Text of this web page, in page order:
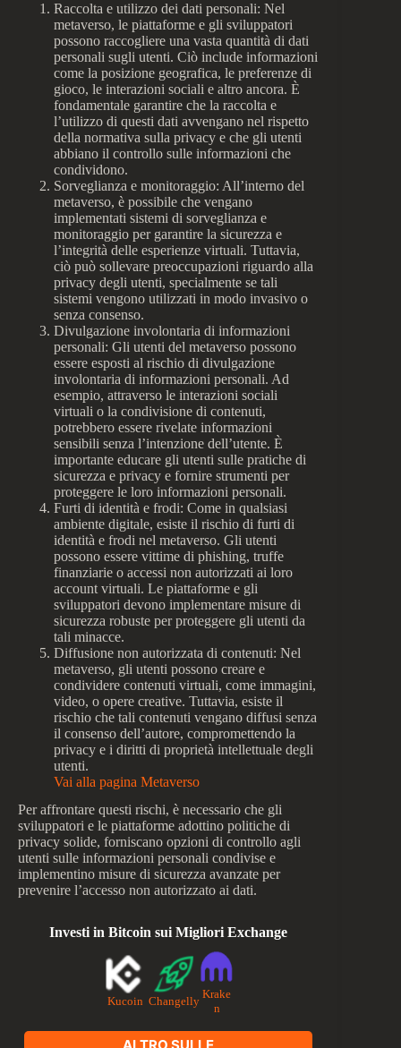
Raccolta e utilizzo dei dati personali: Nel
metaverso, le piattaforme e gli sviluppatori
possono raccogliere una vasta quantità di dati
personali sugli utenti. Ciò include informazioni
come la posizione geografica, le preferenze di
gioco, le interazioni sociali e altro ancora. È
fondamentale garantire che la raccolta e
l’utilizzo di questi dati avvengano nel rispetto
della normativa sulla privacy e che gli utenti
abbiano il controllo sulle informazioni che
condividono.
Sorveglianza e monitoraggio: All’interno del
metaverso, è possibile che vengano
implementati sistemi di sorveglianza e
monitoraggio per garantire la sicurezza e
l’integrità delle esperienze virtuali. Tuttavia,
ciò può sollevare preoccupazioni riguardo alla
privacy degli utenti, specialmente se tali
sistemi vengono utilizzati in modo invasivo o
senza consenso.
Divulgazione involontaria di informazioni
personali: Gli utenti del metaverso possono
essere esposti al rischio di divulgazione
involontaria di informazioni personali. Ad
esempio, attraverso le interazioni sociali
virtuali o la condivisione di contenuti,
potrebbero essere rivelate informazioni
sensibili senza l’intenzione dell’utente. È
importante educare gli utenti sulle pratiche di
sicurezza e privacy e fornire strumenti per
proteggere le loro informazioni personali.
Furti di identità e frodi: Come in qualsiasi
ambiente digitale, esiste il rischio di furti di
identità e frodi nel metaverso. Gli utenti
possono essere vittime di phishing, truffe
finanziarie o accessi non autorizzati ai loro
account virtuali. Le piattaforme e gli
sviluppatori devono implementare misure di
sicurezza robuste per proteggere gli utenti da
tali minacce.
Diffusione non autorizzata di contenuti: Nel
metaverso, gli utenti possono creare e
condividere contenuti virtuali, come immagini,
video, o opere creative. Tuttavia, esiste il
rischio che tali contenuti vengano diffusi senza
il consenso dell’autore, compromettendo la
privacy e i diritti di proprietà intellettuale degli
utenti.
Vai alla pagina Metaverso
Per affrontare questi rischi, è necessario che gli
sviluppatori e le piattaforme adottino politiche di
privacy solide, forniscano opzioni di controllo agli
utenti sulle informazioni personali condivise e
implementino misure di sicurezza avanzate per
prevenire l’accesso non autorizzato ai dati.
Investi in Bitcoin sui Migliori Exchange
Kucoin Changelly
Krake
n